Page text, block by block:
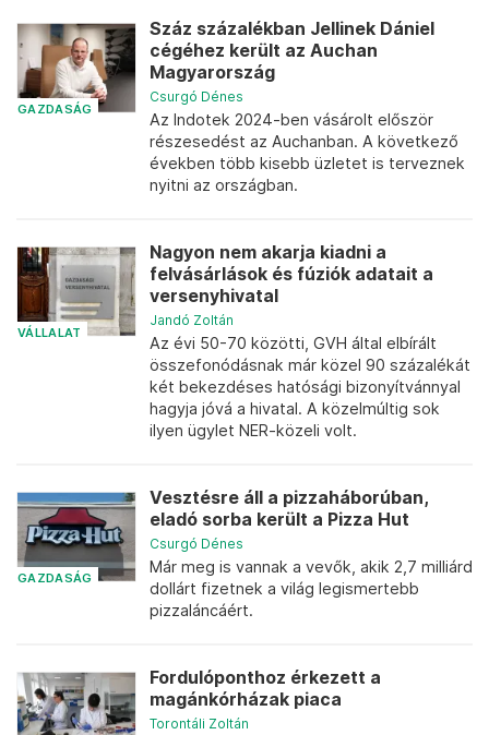
GAZDASÁG
Száz százalékban Jellinek Dániel
cégéhez került az Auchan
Magyarország
Csurgó Dénes
Az Indotek 2024-ben vásárolt először
részesedést az Auchanban. A következő
években több kisebb üzletet is terveznek
nyitni az országban.
VÁLLALAT
Nagyon nem akarja kiadni a
felvásárlások és fúziók adatait a
versenyhivatal
Jandó Zoltán
Az évi 50-70 közötti, GVH által elbírált
összefonódásnak már közel 90 százalékát
két bekezdéses hatósági bizonyítvánnyal
hagyja jóvá a hivatal. A közelmúltig sok
ilyen ügylet NER-közeli volt.
GAZDASÁG
Vesztésre áll a pizzaháborúban,
eladó sorba került a Pizza Hut
Csurgó Dénes
Már meg is vannak a vevők, akik 2,7 milliárd
dollárt fizetnek a világ legismertebb
pizzaláncáért.
Fordulóponthoz érkezett a
magánkórházak piaca
Torontáli Zoltán